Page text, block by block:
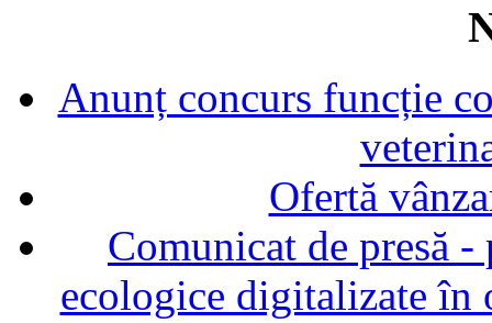
Anunț concurs funcție
Ofertă
Comunicat de presă
ecologice digitalizate în